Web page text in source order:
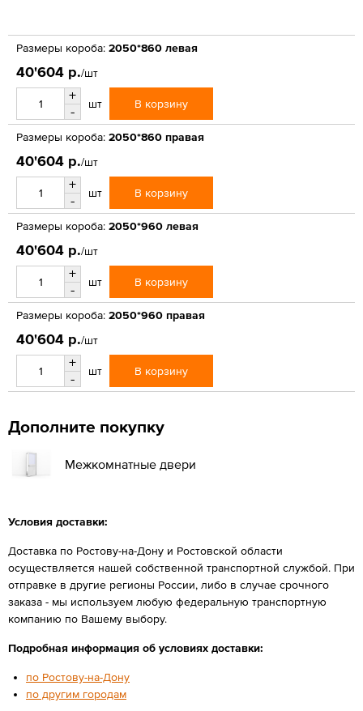
Размеры короба: 2050*860 левая
40'604 р./шт
+
-
шт В корзину
Размеры короба: 2050*860 правая
40'604 р./шт
+
-
шт В корзину
Размеры короба: 2050*960 левая
40'604 р./шт
+
-
шт В корзину
Размеры короба: 2050*960 правая
40'604 р./шт
+
-
шт В корзину
Дополните покупку
Межкомнатные двери
Условия доставки:
Доставка по Ростову-на-Дону и Ростовской области
осуществляется нашей собственной транспортной службой. При
отправке в другие регионы России, либо в случае срочного
заказа - мы используем любую федеральную транспортную
компанию по Вашему выбору.
Подробная информация об условиях доставки:
по Ростову-на-Дону
по другим городам